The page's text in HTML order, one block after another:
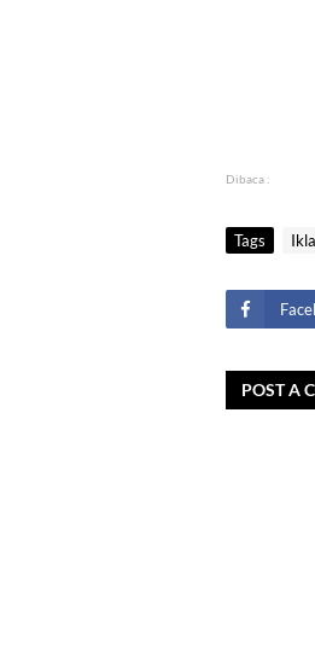
Dibaca :
Tags
POST A